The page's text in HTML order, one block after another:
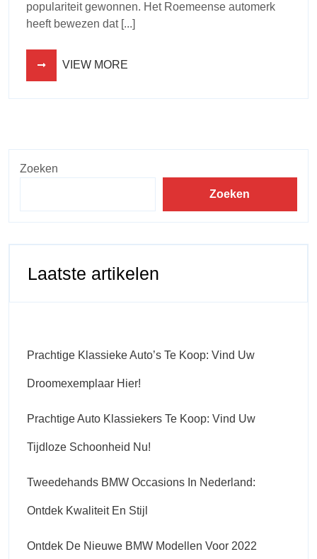
populariteit gewonnen. Het Roemeense automerk
heeft bewezen dat [...]
VIEW MORE
Zoeken
Zoeken
Laatste artikelen
Prachtige Klassieke Auto’s Te Koop: Vind Uw
Droomexemplaar Hier!
Prachtige Auto Klassiekers Te Koop: Vind Uw
Tijdloze Schoonheid Nu!
Tweedehands BMW Occasions In Nederland:
Ontdek Kwaliteit En Stijl
Ontdek De Nieuwe BMW Modellen Voor 2022